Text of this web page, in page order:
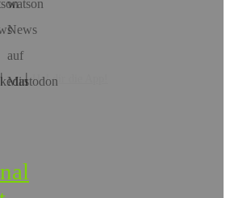
Hol dir die App!